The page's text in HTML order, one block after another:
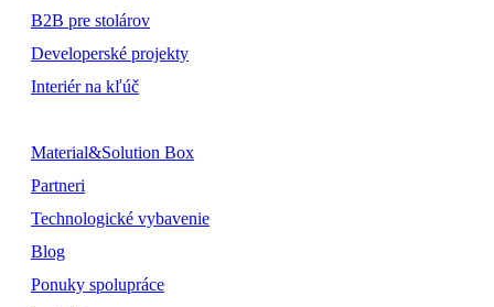
B2B pre stolárov
Developerské projekty
Interiér na kľúč
Material&Solution Box
Partneri
Technologické vybavenie
Blog
Ponuky spolupráce